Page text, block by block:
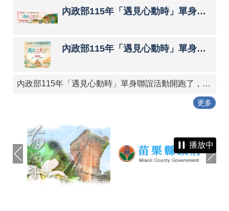
內政部115年「遇見心動時」單身聯誼活動第3、10～14梯次，8月7日至16日受理網路報名，歡迎踴躍參與，詳情請參閱內政部戶政司全球資訊網。
內政部115年「遇見心動時」單身聯誼活動第5～9梯次，6月22日至7月1日開放報名，歡迎踴躍參與，詳情請參閱內政部戶政司全球資訊網。
內政部115年「遇見心動時」單身聯誼活動開跑了，歡迎踴躍參與，詳情及報名請參閱內政部戶政司全球資訊網。
更多
播放中